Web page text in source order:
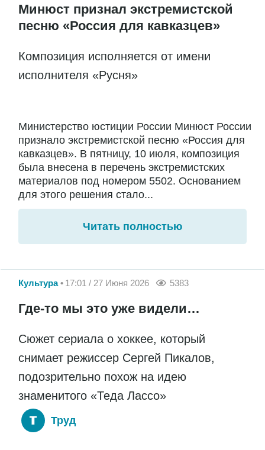
Минюст признал экстремистской
песню «Россия для кавказцев»
Композиция исполняется от имени
исполнителя «Русня»
Министерство юстиции России Минюст России
признало экстремистской песню «Россия для
кавказцев». В пятницу, 10 июля, композиция
была внесена в перечень экстремистских
материалов под номером 5502. Основанием
для этого решения стало...
Читать полностью
Культура 17:01 / 27 Июня 2026 5383
Где-то мы это уже видели…
Сюжет сериала о хоккее, который
снимает режиссер Сергей Пикалов,
подозрительно похож на идею
знаменитого «Теда Лассо»
Труд